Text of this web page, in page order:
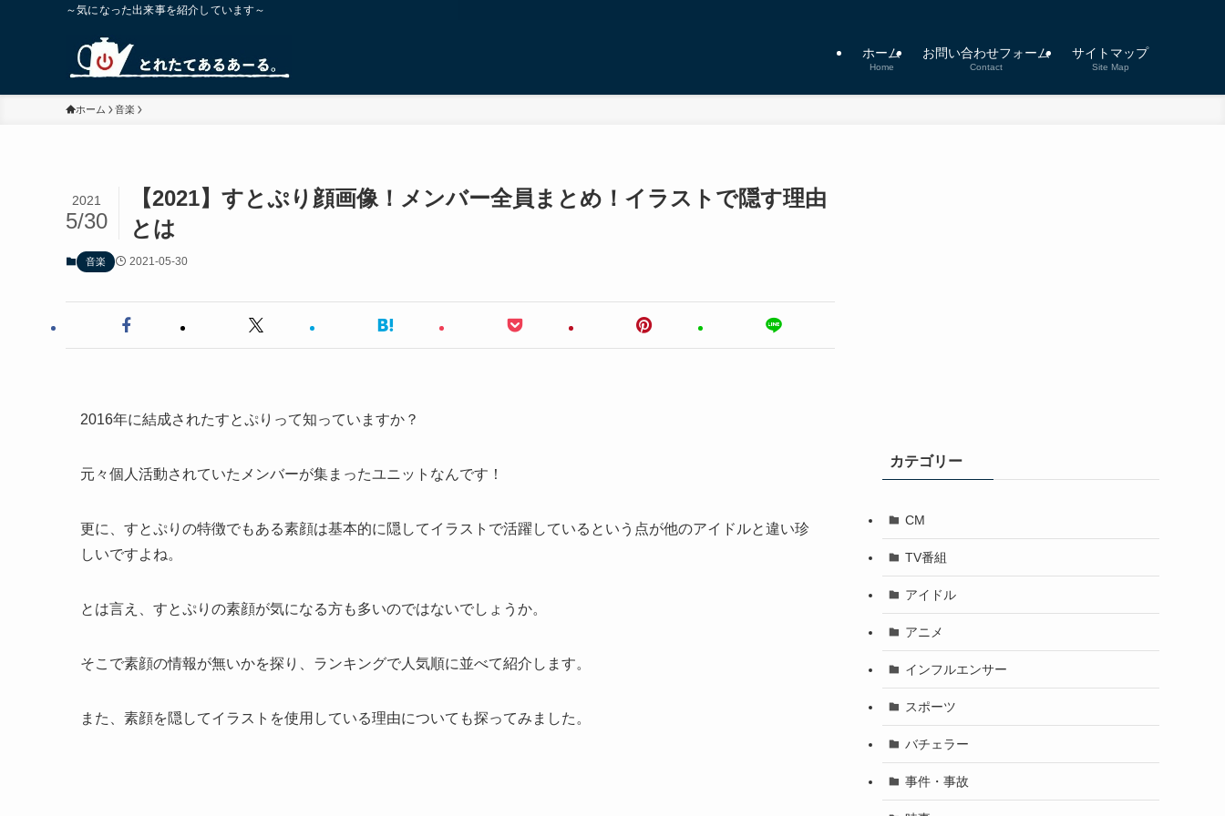
～気になった出来事を紹介しています～
ホーム
Home
お問い合わせフォーム
Contact
サイトマップ
Site Map
ホーム 音楽
【2021】すとぷり顔画像！メンバー全員まとめ！イラストで隠す理由
とは
2021
5/30
音楽 2021-05-30
2016年に結成されたすとぷりって知っていますか？
元々個人活動されていたメンバーが集まったユニットなんです！
更に、すとぷりの特徴でもある素顔は基本的に隠してイラストで活躍しているという点が他のアイドルと違い珍
しいですよね。
とは言え、すとぷりの素顔が気になる方も多いのではないでしょうか。
そこで素顔の情報が無いかを探り、ランキングで人気順に並べて紹介します。
また、素顔を隠してイラストを使用している理由についても探ってみました。
カテゴリー
CM
TV番組
アイドル
アニメ
インフルエンサー
スポーツ
バチェラー
事件・事故